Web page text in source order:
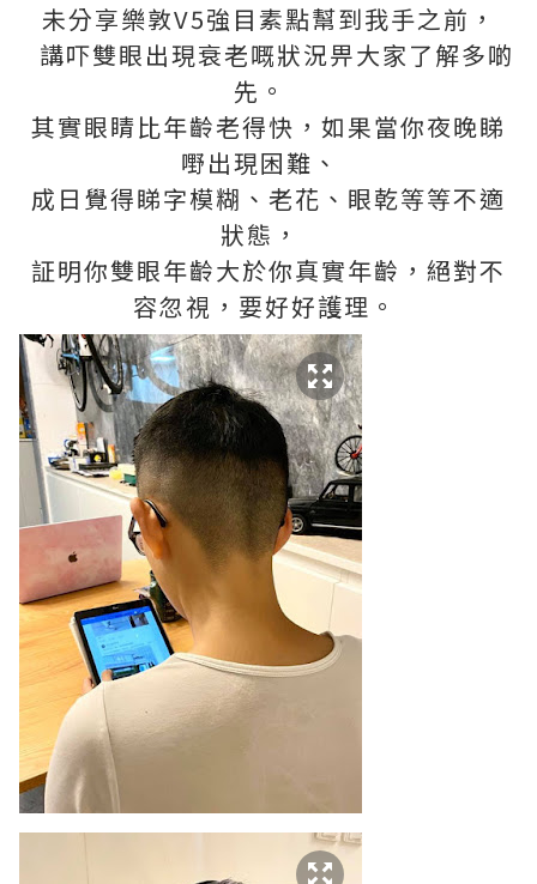
未分享樂敦V5強目素點幫到我手之前，
講吓雙眼出現衰老嘅狀況畀大家了解多啲
先。
其實眼睛比年齡老得快，如果當你夜晚睇
嘢出現困難、
成日覺得睇字模糊、老花、眼乾等等不適
狀態，
証明你雙眼年齡大於你真實年齡，絕對不
容忽視，要好好護理。